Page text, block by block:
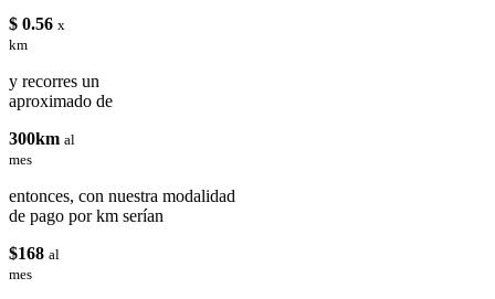
$ 0.56 x
km
y recorres un
aproximado de
300km al
mes
entonces, con nuestra modalidad
de pago por km serían
$168 al
mes